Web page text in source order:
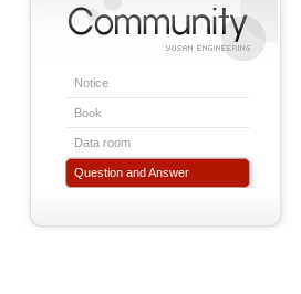
Notice
Book
Data room
Question and Answer